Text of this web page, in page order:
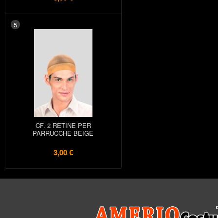
5
CF. 2 RETINE PER
PARRUCCHE BEIGE
3,00 €